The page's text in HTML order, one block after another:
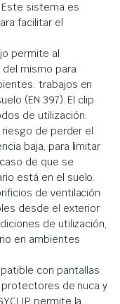
sistema es
facilitar el
permite al
mismo para
trabajos en
(EN 397). El clip
de utilización:
de perder el
baja, para limitar
de que se
está en el suelo.
de ventilación
desde el exterior
de utilización,
en ambientes
con pantallas
de nuca y
permite la